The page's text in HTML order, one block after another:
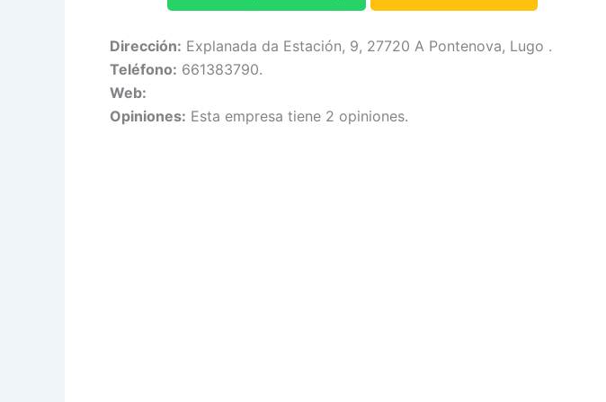
Dirección: Explanada da Estación, 9, 27720 A Pontenova, Lugo .
Teléfono: 661383790.
Web:
Opiniones: Esta empresa tiene 2 opiniones.